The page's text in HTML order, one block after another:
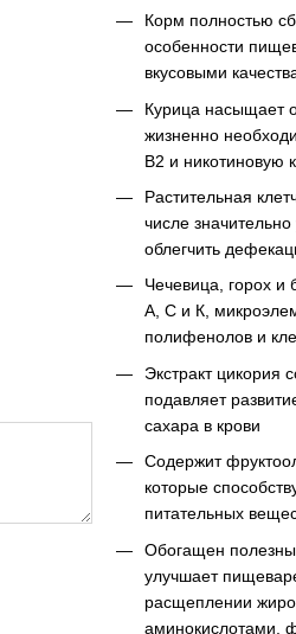
Корм полностью
особенности
вкусовыми
Курица насыщает
жизненно
В2 и никотиновую
Растительная
числе
облегчить
Чечевица, горох и
А, С и К,
полифенолов и
Экстракт цикория
подавляет
сахара в крови
Содержит
которые
питательных
Обогащен
улучшает
расщеплении
аминокислотами,